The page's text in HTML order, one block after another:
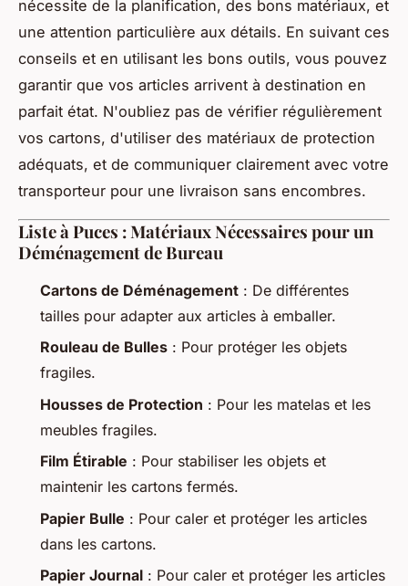
nécessite de la planification, des bons matériaux, et
une attention particulière aux détails. En suivant ces
conseils et en utilisant les bons outils, vous pouvez
garantir que vos articles arrivent à destination en
parfait état. N'oubliez pas de vérifier régulièrement
vos cartons, d'utiliser des matériaux de protection
adéquats, et de communiquer clairement avec votre
transporteur pour une livraison sans encombres.
Liste à Puces : Matériaux Nécessaires pour un
Déménagement de Bureau
Cartons de Déménagement : De différentes
tailles pour adapter aux articles à emballer.
Rouleau de Bulles : Pour protéger les objets
fragiles.
Housses de Protection : Pour les matelas et les
meubles fragiles.
Film Étirable : Pour stabiliser les objets et
maintenir les cartons fermés.
Papier Bulle : Pour caler et protéger les articles
dans les cartons.
Papier Journal : Pour caler et protéger les articles